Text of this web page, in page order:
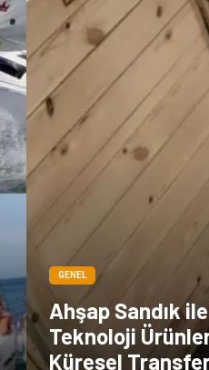
GENEL
Ahşap Sandık
Teknoloji
Küresel